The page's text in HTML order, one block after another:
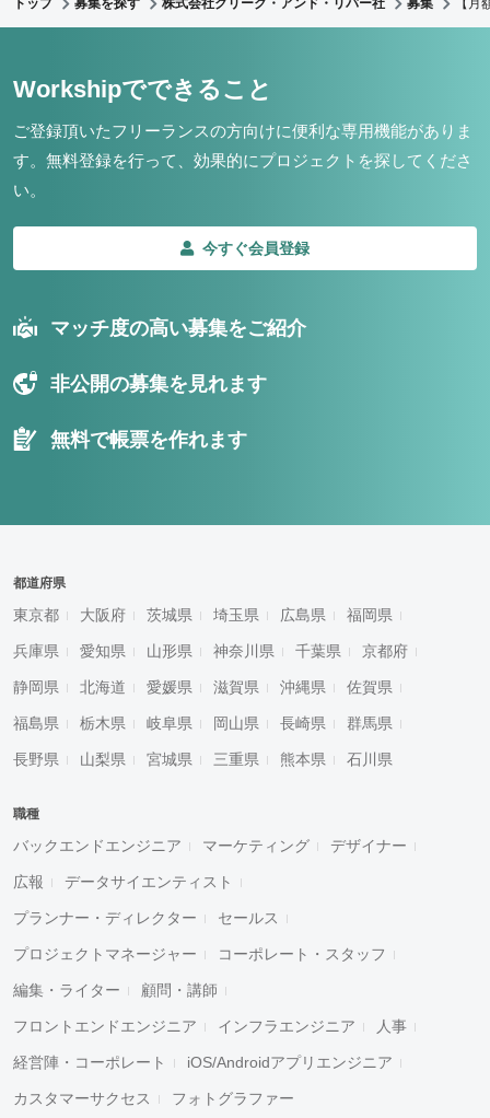
トップ 募集を探す 株式会社クリーク・アンド・リバー社 募集 【
Workshipでできること
ご登録頂いたフリーランスの方向けに便利な専用機能がありま
す。 無料登録を行って、効果的にプロジェクトを探してくださ
い。
今すぐ会員登録
マッチ度の高い募集をご紹介
非公開の募集を見れます
無料で帳票を作れます
都道府県
東京都 大阪府 茨城県 埼玉県 広島県 福岡県
兵庫県 愛知県 山形県 神奈川県 千葉県 京都府
静岡県 北海道 愛媛県 滋賀県 沖縄県 佐賀県
福島県 栃木県 岐阜県 岡山県 長崎県 群馬県
長野県 山梨県 宮城県 三重県 熊本県 石川県
職種
バックエンドエンジニア マーケティング デザイナー
広報 データサイエンティスト
プランナー・ディレクター セールス
プロジェクトマネージャー コーポレート・スタッフ
編集・ライター 顧問・講師
フロントエンドエンジニア インフラエンジニア 人事
経営陣・コーポレート iOS/Androidアプリエンジニア
カスタマーサクセス フォトグラファー